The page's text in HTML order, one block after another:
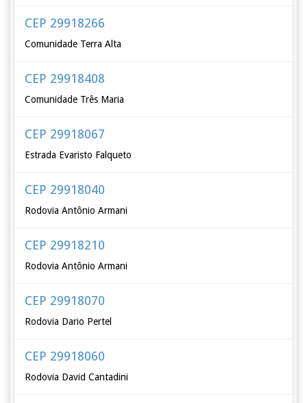
CEP 29918266
Comunidade Terra Alta
CEP 29918408
Comunidade Três Maria
CEP 29918067
Estrada Evaristo Falqueto
CEP 29918040
Rodovia Antônio Armani
CEP 29918210
Rodovia Antônio Armani
CEP 29918070
Rodovia Dario Pertel
CEP 29918060
Rodovia David Cantadini